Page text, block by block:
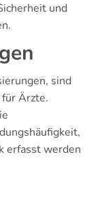
und
sind
Ärzte.
erfasst werden